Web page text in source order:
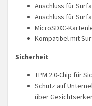
Anschluss für
Anschluss für
MicroSDXC-
Kompatibel mit
Sicherheit
TPM 2.0-Chip für
Schutz auf
über